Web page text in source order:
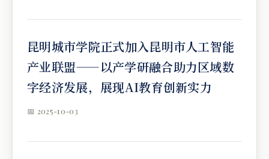
昆明城市学院正式加入昆明市人工智能
产业联盟​​​​——以产学研融合助力区域数
字经济发展，展现AI教育创新实力​
📅 2025-10-03